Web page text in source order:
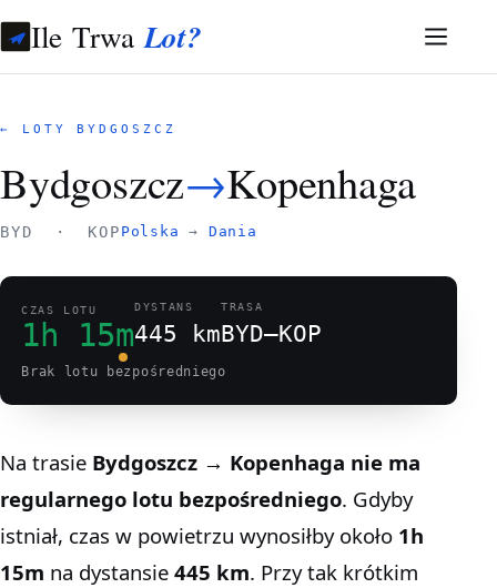
Ile TrwaLot?
← LOTY BYDGOSZCZ
Bydgoszcz→Kopenhaga
BYD · KOP Polska → Dania
CZAS LOTU
1h 15m
DYSTANS
445 km
TRASA
BYD–KOP
Brak lotu bezpośredniego
Na trasie Bydgoszcz → Kopenhaga nie ma
regularnego lotu bezpośredniego. Gdyby
istniał, czas w powietrzu wynosiłby około 1h
15m na dystansie 445 km. Przy tak krótkim